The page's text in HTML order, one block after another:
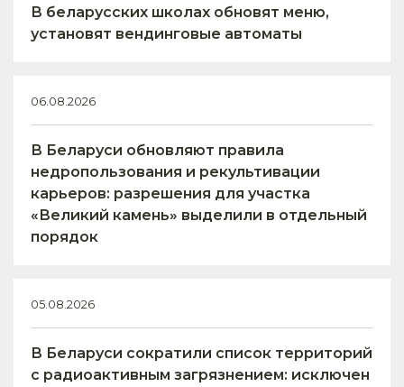
В беларусских школах обновят меню,
установят вендинговые автоматы
06.08.2026
В Беларуси обновляют правила
недропользования и рекультивации
карьеров: разрешения для участка
«Великий камень» выделили в отдельный
порядок
05.08.2026
В Беларуси сократили список территорий
с радиоактивным загрязнением: исключен